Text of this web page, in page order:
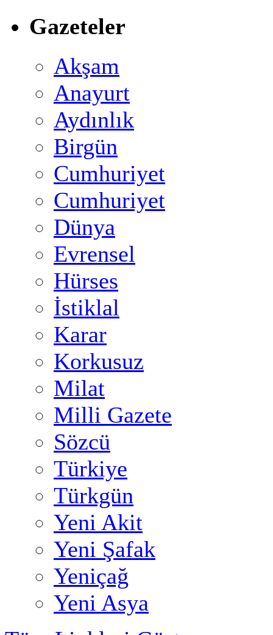
Gazeteler
Akşam
Anayurt
Aydınlık
Birgün
Cumhuriyet
Cumhuriyet
Dünya
Evrensel
Hürses
İstiklal
Karar
Korkusuz
Milat
Milli Gazete
Sözcü
Türkiye
Türkgün
Yeni Akit
Yeni Şafak
Yeniçağ
Yeni Asya